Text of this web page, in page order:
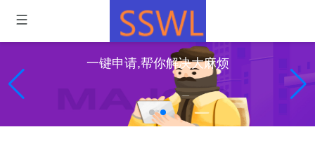
一键申请,帮你解决大麻烦